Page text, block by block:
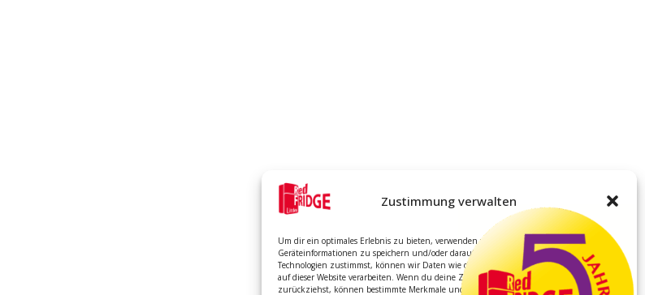
Zustimmung verwalten
Um dir ein optimales Erlebnis zu bieten, verwenden wir Technologien wie Cookies, um
Geräteinformationen zu speichern und/oder darauf zuzugreifen. Wenn du diesen
Technologien zustimmst, können wir Daten wie das Surfverhalten oder eindeutige IDs
auf dieser Website verarbeiten. Wenn du deine Zustimmung nicht erteilst oder
zurückziehst, können bestimmte Merkmale und Funktionen beeinträchtigt werden.